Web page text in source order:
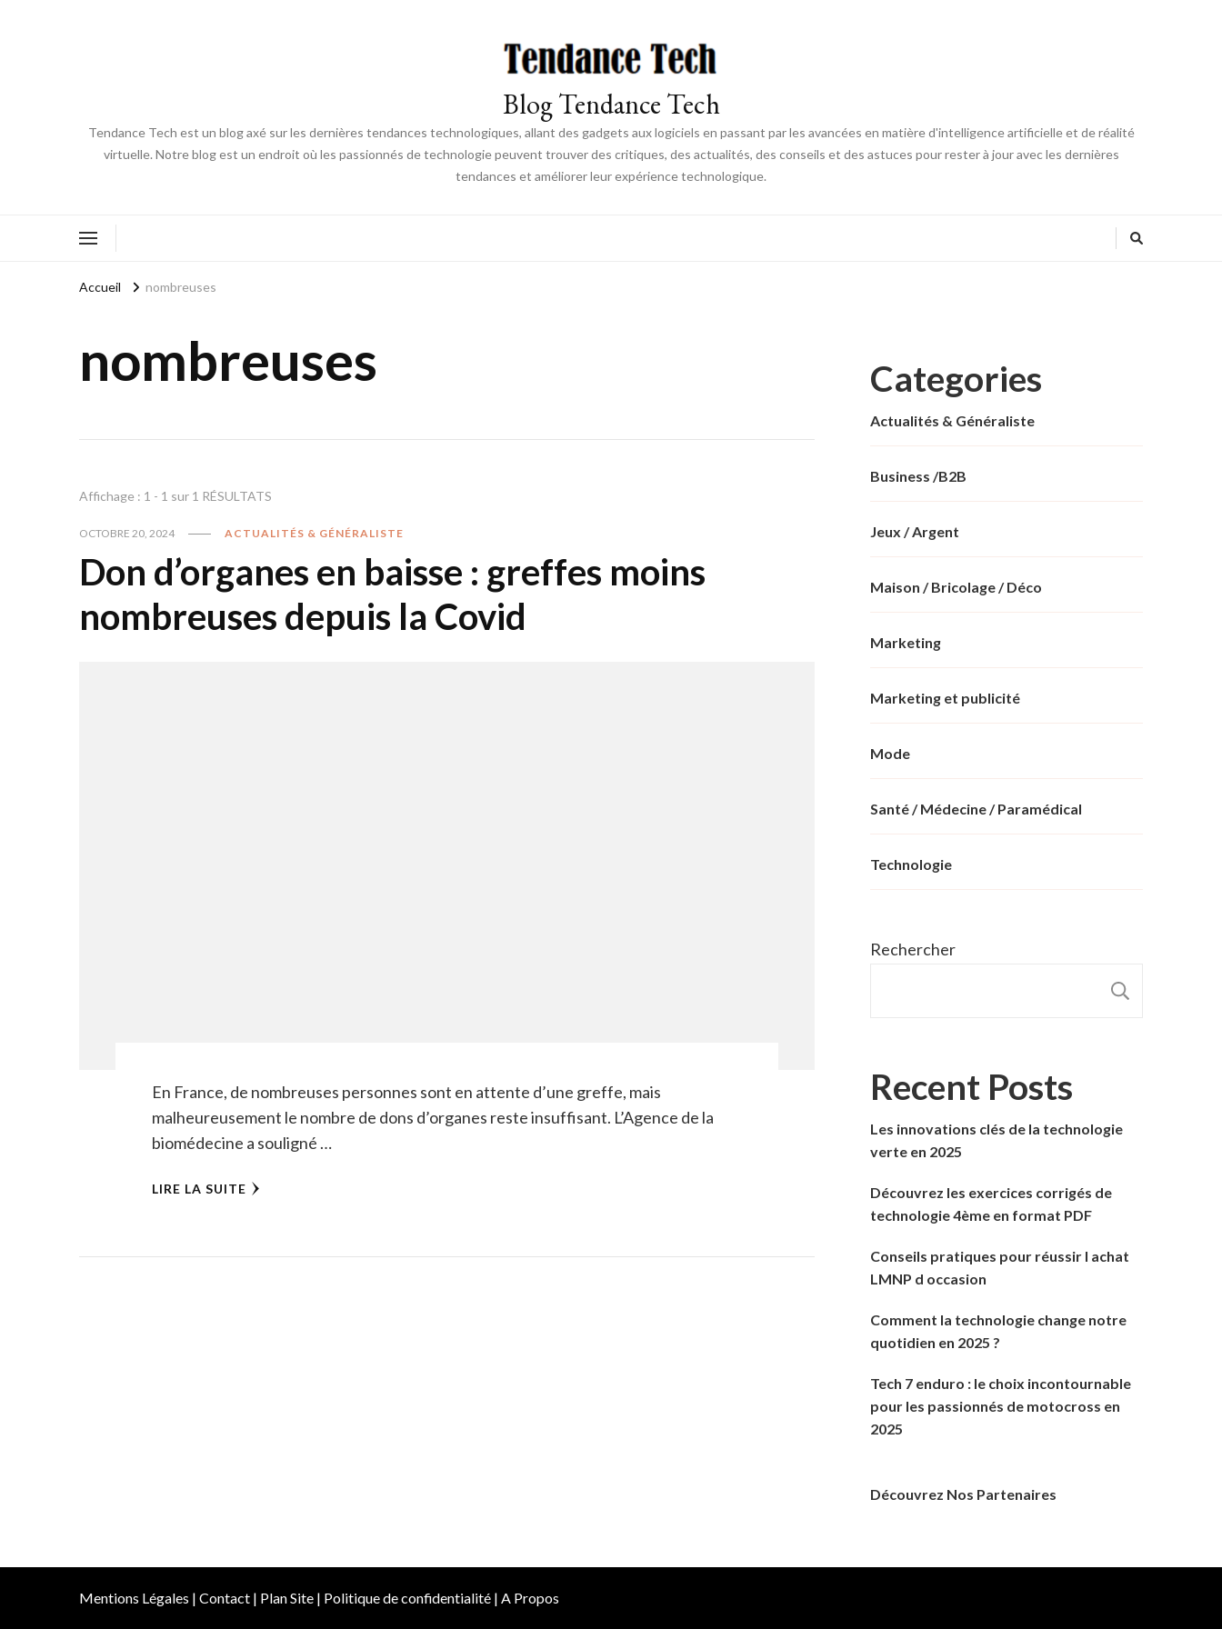
Blog Tendance Tech
Tendance Tech est un blog axé sur les dernières tendances technologiques, allant des gadgets aux logiciels en passant par les avancées en matière d'intelligence artificielle et de réalité
virtuelle. Notre blog est un endroit où les passionnés de technologie peuvent trouver des critiques, des actualités, des conseils et des astuces pour rester à jour avec les dernières
tendances et améliorer leur expérience technologique.
Accueil nombreuses
nombreuses
Affichage : 1 - 1 sur 1 RÉSULTATS
OCTOBRE 20, 2024 ACTUALITÉS & GÉNÉRALISTE
Don d’organes en baisse : greffes moins
nombreuses depuis la Covid
En France, de nombreuses personnes sont en attente d’une greffe, mais
malheureusement le nombre de dons d’organes reste insuffisant. L’Agence de la
biomédecine a souligné …
LIRE LA SUITE
Categories
Actualités & Généraliste
Business /B2B
Jeux / Argent
Maison / Bricolage / Déco
Marketing
Marketing et publicité
Mode
Santé / Médecine / Paramédical
Technologie
Rechercher
Recent Posts
Les innovations clés de la technologie
verte en 2025
Découvrez les exercices corrigés de
technologie 4ème en format PDF
Conseils pratiques pour réussir l achat
LMNP d occasion
Comment la technologie change notre
quotidien en 2025 ?
Tech 7 enduro : le choix incontournable
pour les passionnés de motocross en
2025
Découvrez Nos Partenaires
Mentions Légales | Contact | Plan Site | Politique de confidentialité | A Propos